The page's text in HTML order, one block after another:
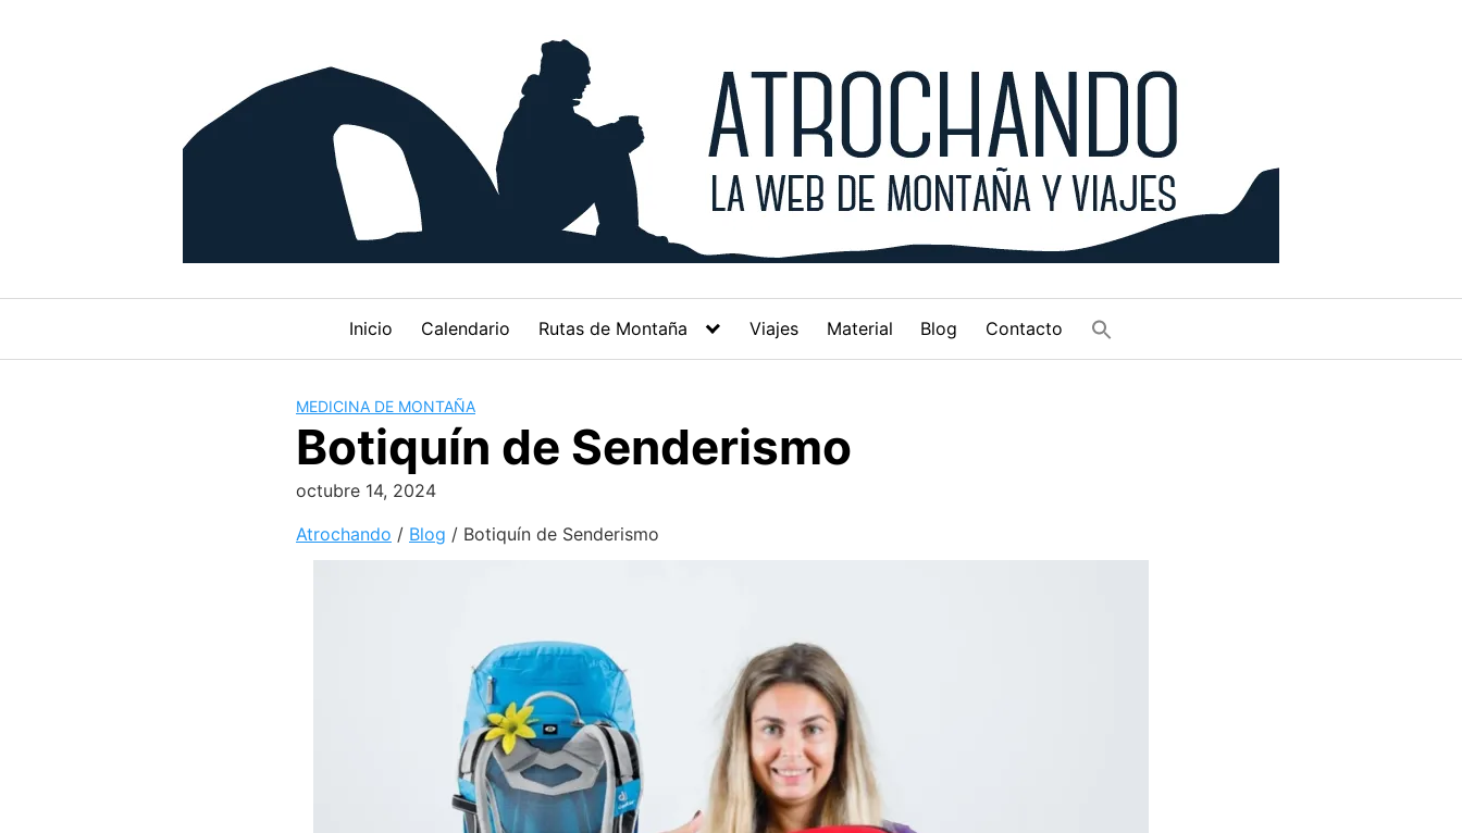
Inicio Calendario Rutas de Montaña Viajes Material Blog Contacto
MEDICINA DE MONTAÑA
Botiquín de Senderismo
octubre 14, 2024
Atrochando / Blog / Botiquín de Senderismo